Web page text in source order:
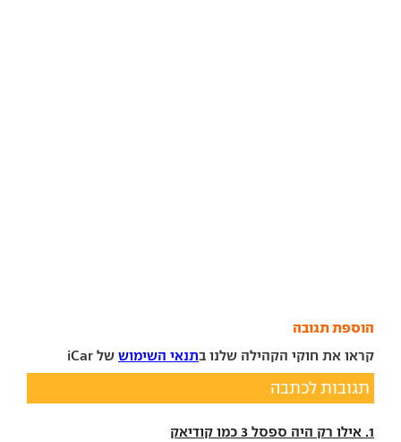
הוספת תגובה
קראו את חוקי הקהילה שלנו בתנאי השימוש של iCar
תגובות לכתבה
1. אילו רק היה ספסל 3 כמו קודיאק